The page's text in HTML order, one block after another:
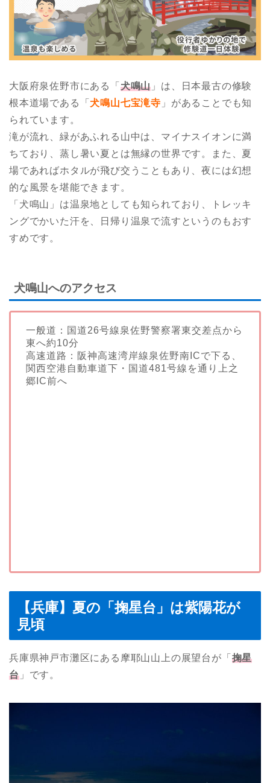
大阪府泉佐野市にある「 犬鳴山 」は、日本最古の修験
根本道場である「 犬鳴山七宝滝寺 」があることでも知
られています。
滝が流れ、緑があふれる山中は、マイナスイオンに満
ちており、蒸し暑い夏とは無縁の世界です。また、夏
場であればホタルが飛び交うこともあり、夜には幻想
的な風景を堪能できます。
「犬鳴山」は温泉地としても知られており、トレッキ
ングでかいた汗を、日帰り温泉で流すというのもおす
すめです。
犬鳴山へのアクセス
一般道：国道26号線泉佐野警察署東交差点から
東へ約10分
高速道路：阪神高速湾岸線泉佐野南ICで下る、
関西空港自動車道下・国道481号線を通り上之
郷IC前へ
【兵庫】夏の「掬星台」は紫陽花が
見頃
兵庫県神戸市灘区にある摩耶山山上の展望台が「 掬星
台」です。